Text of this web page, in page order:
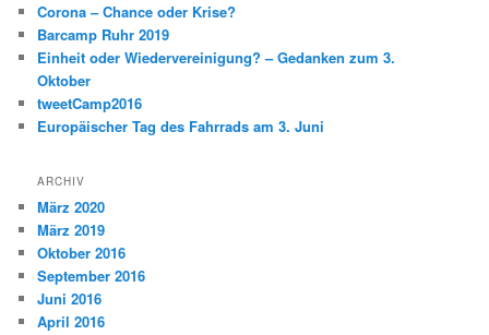
Corona – Chance oder Krise?
Barcamp Ruhr 2019
Einheit oder Wiedervereinigung? – Gedanken zum 3.
Oktober
tweetCamp2016
Europäischer Tag des Fahrrads am 3. Juni
ARCHIV
März 2020
März 2019
Oktober 2016
September 2016
Juni 2016
April 2016